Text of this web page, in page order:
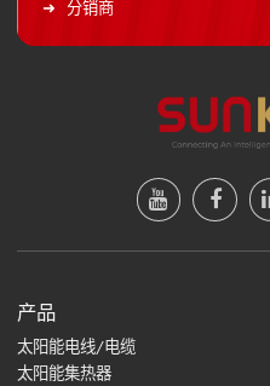
分销商
产品
太阳能电线/电缆
太阳能集热器